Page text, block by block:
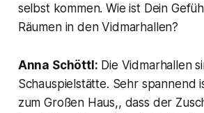
selbst kommen. Wie ist Dein
Räumen in den Vidmarhallen?
Anna Schöttl: Die Vidmarhallen
Schauspielstätte. Sehr spannend
zum Großen Haus,, dass der